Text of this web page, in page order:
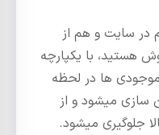
در سایت و هم از
هستید، با یکپارچه
موجودی ها در لحظه
سازی میشود و از
جلوگیری میشود.